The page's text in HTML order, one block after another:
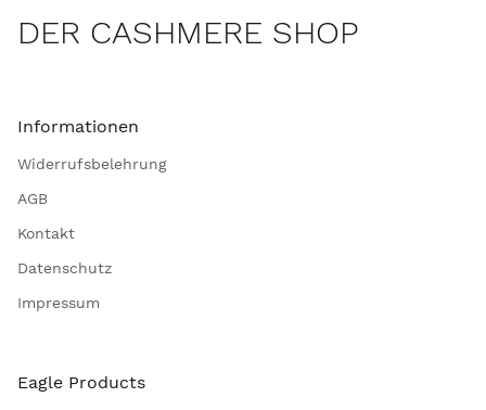
DER CASHMERE SHOP
Informationen
Widerrufsbelehrung
AGB
Kontakt
Datenschutz
Impressum
Eagle Products